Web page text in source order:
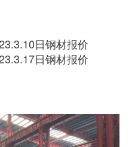
日钢材报价
日钢材报价